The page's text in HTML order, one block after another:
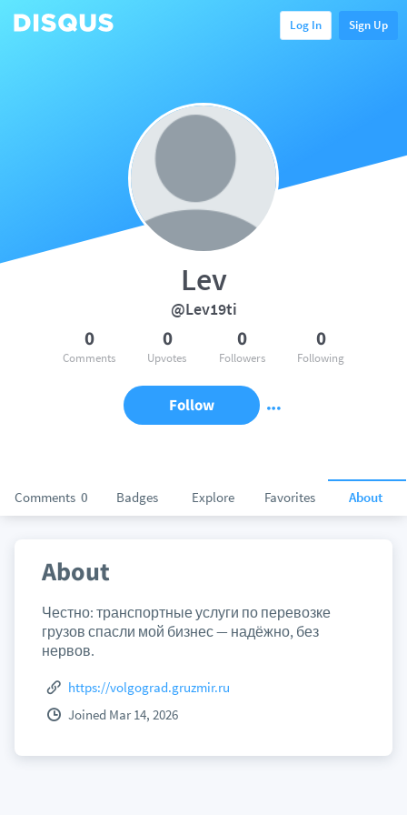
Log In Sign Up
Comments 0 Badges Explore Favorites About
Lev
@Lev19ti
0
Comments
0
Upvotes
0
Followers
0
Following
Follow
About
Честно: транспортные услуги по перевозке
грузов спасли мой бизнес — надёжно, без
нервов.
https://volgograd.gruzmir.ru
Joined Mar 14, 2026